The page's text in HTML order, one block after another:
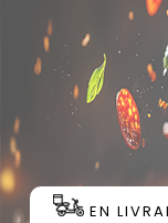
ACCUEIL
LA CARTE
VOTRE COMPTE
NOTRE
EN